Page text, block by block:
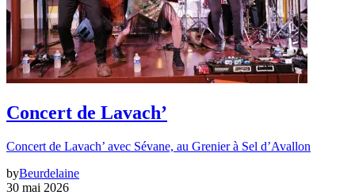
Concert de Lavach’
Concert de Lavach’ avec Sévane, au Grenier à Sel d’Avallon
byBeurdelaine
30 mai 2026